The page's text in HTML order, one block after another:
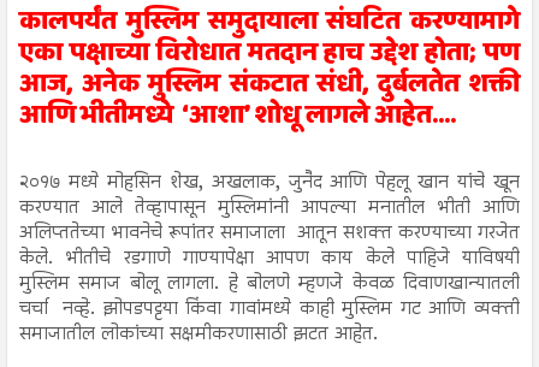
कालपर्यंत मुस्लिम समुदायाला संघटित करण्यामागे
एका पक्षाच्या विरोधात मतदान हाच उद्देश होता; पण
आज, अनेक मुस्लिम संकटात संधी, दुर्बलतेत शक्ती
आणि भीतीमध्ये ‘आशा’ शोधू लागले आहेत....
२०१७ मध्ये मोहसिन शेख, अखलाक, जुनैद आणि पेहलू खान यांचे खून
करण्यात आले तेव्हापासून मुस्लिमांनी आपल्या मनातील भीती आणि
अलिप्ततेच्या भावनेचे रूपांतर समाजाला आतून सशक्त करण्याच्या गरजेत
केले. भीतीचे रडगाणे गाण्यापेक्षा आपण काय केले पाहिजे याविषयी
मुस्लिम समाज बोलू लागला. हे बोलणे म्हणजे केवळ दिवाणखान्यातली
चर्चा नव्हे. झोपडपट्टया किंवा गावांमध्ये काही मुस्लिम गट आणि व्यक्ती
समाजातील लोकांच्या सक्षमीकरणासाठी झटत आहेत.